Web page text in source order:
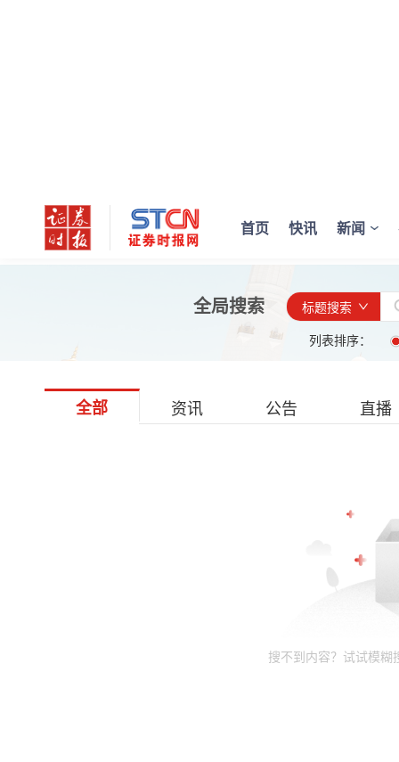
首页 快讯 新闻
全局搜索
标题搜索
列表排序：
全部 资讯 公告 直播
搜不到内容？试试模糊